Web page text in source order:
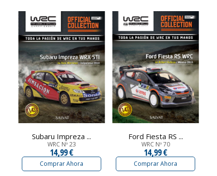
Subaru Impreza ...
WRC Nº 23
14,99 €
Comprar Ahora
Ford Fiesta RS ...
WRC Nº 70
14,99 €
Comprar Ahora